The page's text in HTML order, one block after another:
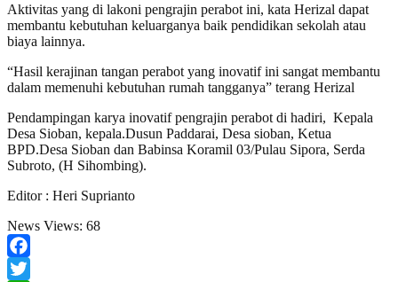
Aktivitas yang di lakoni pengrajin perabot ini, kata Herizal dapat
membantu kebutuhan keluarganya baik pendidikan sekolah atau
biaya lainnya.
“Hasil kerajinan tangan perabot yang inovatif ini sangat membantu
dalam memenuhi kebutuhan rumah tangganya” terang Herizal
Pendampingan karya inovatif pengrajin perabot di hadiri, Kepala
Desa Sioban, kepala.Dusun Paddarai, Desa sioban, Ketua
BPD.Desa Sioban dan Babinsa Koramil 03/Pulau Sipora, Serda
Subroto, (H Sihombing).
Editor : Heri Suprianto
News Views: 68
Facebook